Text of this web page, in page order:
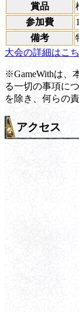
賞品
参加費
備考
大会の詳細はこ
※GameWithは、
る一切の事項に
を除き、何らの
アクセス